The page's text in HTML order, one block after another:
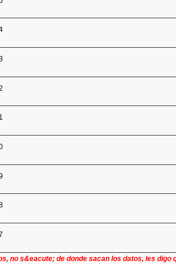
no s&eacute; de donde sacan los datos, les digo